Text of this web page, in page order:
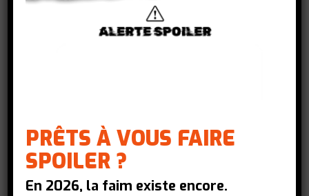
Nos voeux et propositions de
PRÊTS À VOUS FAIRE
SPOILER ?
En 2026, la faim existe encore.